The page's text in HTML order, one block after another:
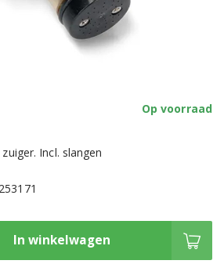
Op voorraad
Incl. slangen
In winkelwagen